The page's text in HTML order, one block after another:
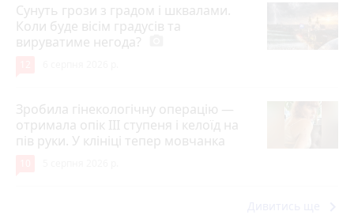
Сунуть грози з градом і шквалами.
Коли буде вісім градусів та
вируватиме негода?
Зробила гінекологічну операцію —
отримала опік ІІІ ступеня і келоїд на
пів руки. У клініці тепер мовчанка